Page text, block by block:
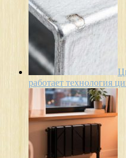
работает технология